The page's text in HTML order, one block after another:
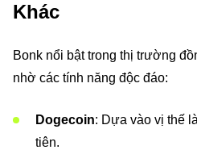
Khác
Bonk nổi bật trong thị trường
nhờ các tính năng độc đáo:
Dogecoin: Dựa vào vị thế
tiên.